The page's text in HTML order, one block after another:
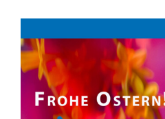
grösseres
Bild